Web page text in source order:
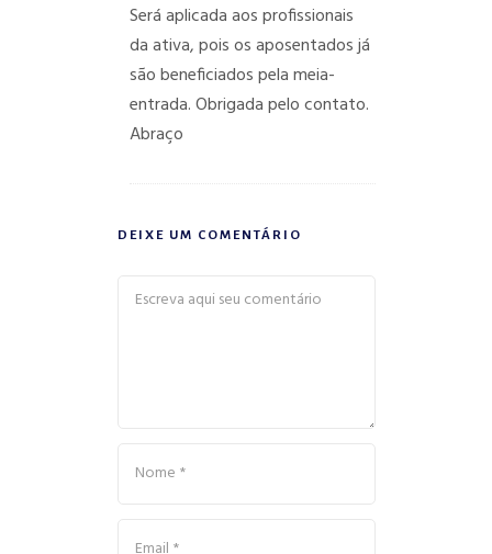
Será aplicada aos profissionais
da ativa, pois os aposentados já
são beneficiados pela meia-
entrada. Obrigada pelo contato.
Abraço
DEIXE UM COMENTÁRIO